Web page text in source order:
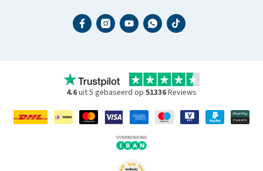
4.6uit 5 gebaseerd op 51336Reviews